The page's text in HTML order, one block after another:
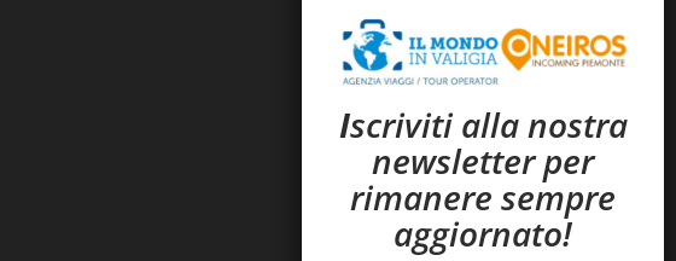
Iscriviti alla nostra
newsletter per
rimanere sempre
aggiornato!